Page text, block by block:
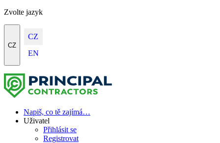
Zvolte jazyk
CZ
CZ
EN
Napiš, co tě zajímá…
Uživatel
Přihlásit se
Registrovat